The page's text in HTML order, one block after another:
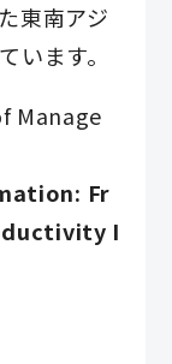
東南アジ
います。
Manage
Fr
I